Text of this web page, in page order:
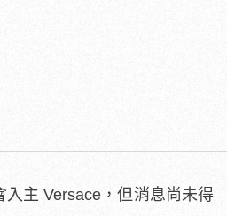
入主 Versace，但消息尚未得